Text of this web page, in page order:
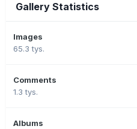
Gallery Statistics
Images
65.3 tys.
Comments
1.3 tys.
Albums